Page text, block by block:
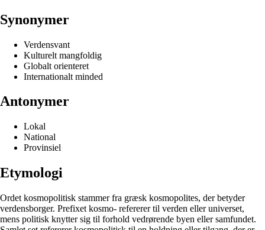
Synonymer
Verdensvant
Kulturelt mangfoldig
Globalt orienteret
Internationalt minded
Antonymer
Lokal
National
Provinsiel
Etymologi
Ordet kosmopolitisk stammer fra græsk kosmopolites, der betyder
verdensborger. Prefixet kosmo- refererer til verden eller universet,
mens politisk knytter sig til forhold vedrørende byen eller samfundet.